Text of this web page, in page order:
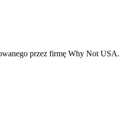
przez firmę Why Not USA.